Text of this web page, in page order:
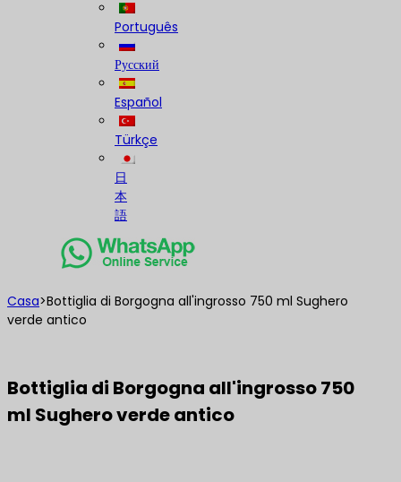
Português
Русский
Español
Türkçe
日
本
語
Casa>Bottiglia di Borgogna all'ingrosso 750 ml Sughero
verde antico
Bottiglia di Borgogna all'ingrosso 750
ml Sughero verde antico